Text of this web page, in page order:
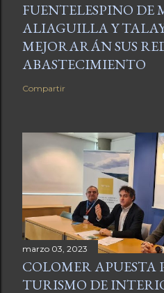
FUENTELESPINO DE
ALIAGUILLA Y
MEJORARÁN SUS
ABASTECIMIENTO
Compartir
marzo 03, 2023
COLOMER APUESTA
TURISMO DE